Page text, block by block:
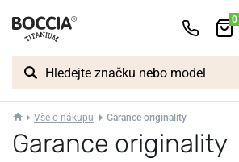
0
Vše o nákupu Garance originality
Garance originality